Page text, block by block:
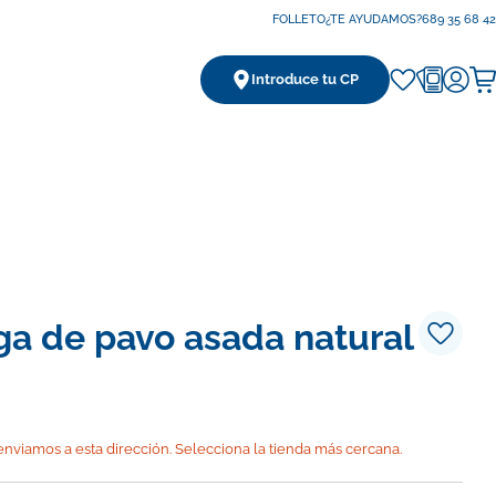
FOLLETO¿TE AYUDAMOS?689 35 68 42
Introduce tu CP
de pavo asada natural
a esta dirección. Selecciona la tienda más cercana.